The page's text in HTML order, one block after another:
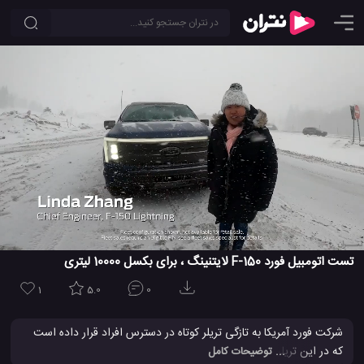
تست اتومبیل فورد F-150 لایتنینگ ، برای بکسل 10000 لیتری
1 5.0 0
شرکت فورد آمریکا به تازگی تریلر کوتاه در دسترس افراد قرار داده است
که در این تریلر شرکت فورد، اتومبیل بسیار قدرتمند خود یعنی وانت
... توضیحات کامل